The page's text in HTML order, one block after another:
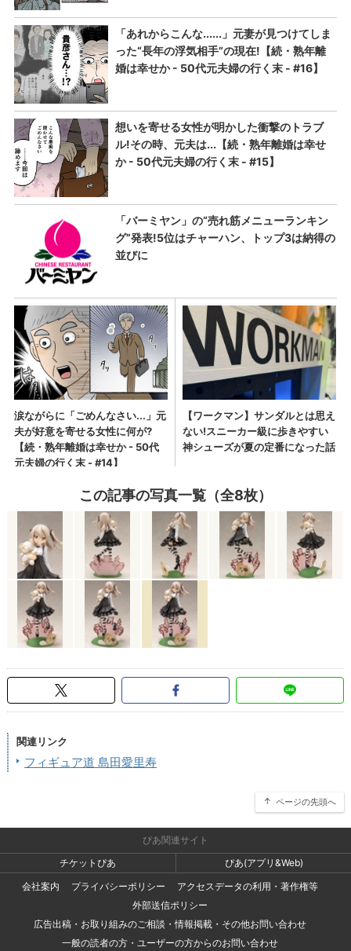
この記事の写真一覧（全8枚）
関連リンク
フィギュア道 島田愛里寿
ページの先頭へ
ぴあ関連サイト
チケットぴあ
ぴあ(アプリ&Web)
会社案内
プライバシーポリシー
アクセスデータの利用・著作権等
外部送信ポリシー
広告出稿・お取り組みのご相談・情報掲載・その他お問い合わせ
一般の読者の方・ユーザーの方からのお問い合わせ